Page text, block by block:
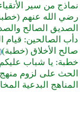
رضي الله عنهم
الصديق الصالح
دأب الصالحين: قيام
صالح الأخلاق (خطبة)
خطبة: يا شباب
الحث على لزوم
المناهج البدعية